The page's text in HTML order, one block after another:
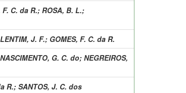
F. C. da R.; ROSA, B. L.;
J. F.; GOMES, F. C. da R.
NASCIMENTO, G. C. do; NEGREIROS,
R.; SANTOS, J. C. dos